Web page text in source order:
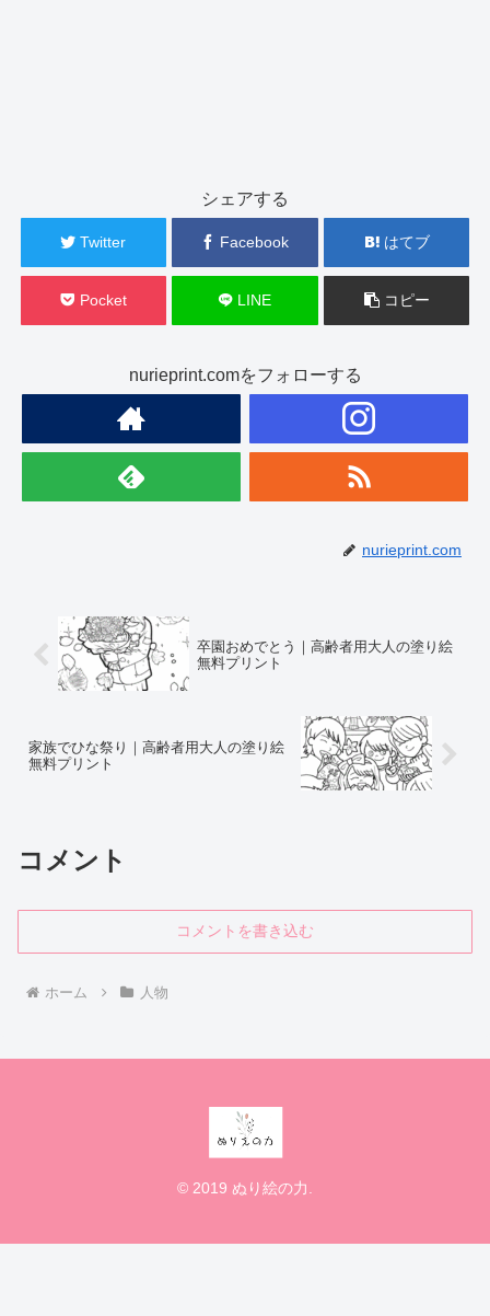
シェアする
Twitter Facebook はてブ
Pocket LINE コピー
nurieprint.comをフォローする
nurieprint.com
卒園おめでとう｜高齢者用大人の塗り絵
無料プリント
家族でひな祭り｜高齢者用大人の塗り絵
無料プリント
コメント
コメントを書き込む
ホーム 人物
© 2019 ぬり絵の力.